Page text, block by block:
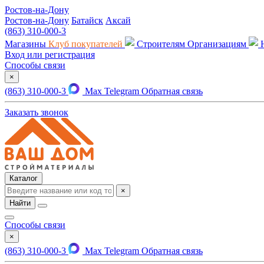
Ростов-на-Дону
Ростов-на-Дону Батайск Аксай
(863) 310-000-3
Магазины Клуб покупателей Строителям Организациям
Вход или регистрация
Способы связи
×
(863) 310-000-3 Max Telegram Обратная связь
Заказать звонок
Каталог
×
Найти
Способы связи
×
(863) 310-000-3 Max Telegram Обратная связь